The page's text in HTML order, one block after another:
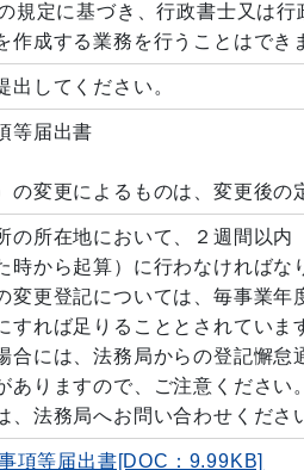
規定に基づき、行政書士又は行
作成する業務を行うことはでき
出してください。
等届出書
の変更によるものは、変更後の
の所在地において、２週間以内
時から起算）に行わなければな
変更登記については、毎事業年
すれば足りることとされていま
には、法務局からの登記懈怠
ありますので、ご注意ください。
、法務局へお問い合わせくださ
項等届出書[DOC：9.99KB]